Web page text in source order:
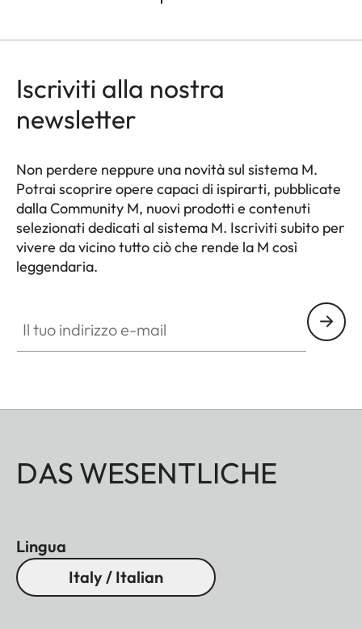
Iscriviti alla nostra
newsletter
Non perdere neppure una novità sul sistema M.
Potrai scoprire opere capaci di ispirarti, pubblicate
dalla Community M, nuovi prodotti e contenuti
selezionati dedicati al sistema M. Iscriviti subito per
vivere da vicino tutto ciò che rende la M così
leggendaria.
DAS WESENTLICHE
Lingua
Italy / Italian